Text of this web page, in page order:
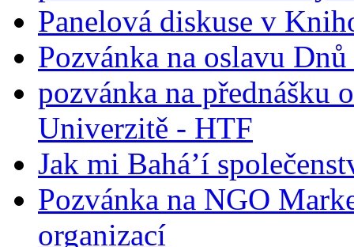
Panelová diskuse v
Pozvánka na oslavu
pozvánka na přednášku
Univerzitě - HTF
Jak mi Bahá’í
Pozvánka na NGO
organizací